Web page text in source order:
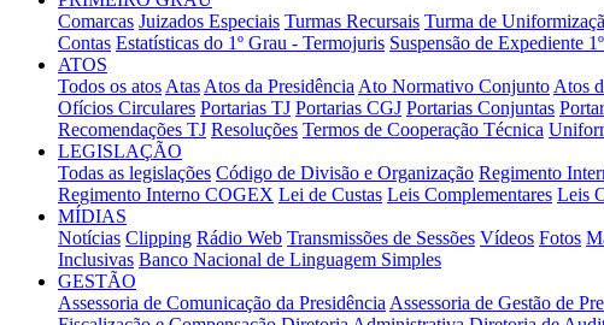
Comarcas Juizados Especiais Turmas Recursais Turma de
Contas Estatísticas do 1º Grau - Termojuris Suspensão de Expediente
ATOS
Todos os atos Atas Atos da Presidência Ato Normativo Conjunto Atos
Ofícios Circulares Portarias TJ Portarias CGJ Portarias Conjuntas
Recomendações TJ Resoluções Termos de Cooperação Técnica
LEGISLAÇÃO
Todas as legislações Código de Divisão e Organização Regimento
Regimento Interno COGEX Lei de Custas Leis Complementares Leis
MÍDIAS
Notícias Clipping Rádio Web Transmissões de Sessões Vídeos Fotos
Inclusivas Banco Nacional de Linguagem Simples
GESTÃO
Assessoria de Comunicação da Presidência Assessoria de Gestão de